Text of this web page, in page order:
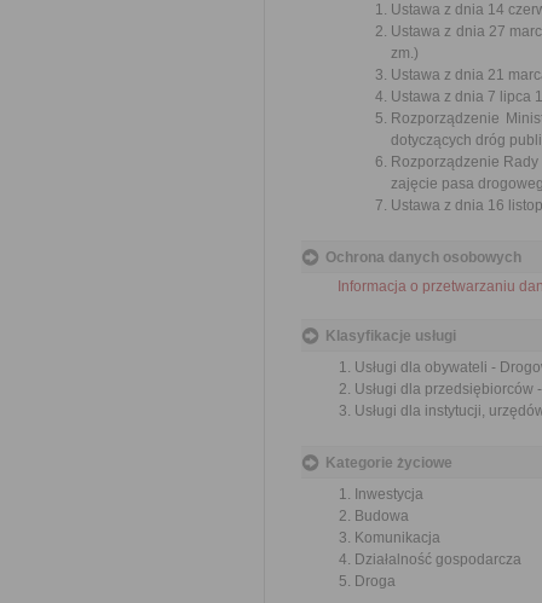
Ustawa z dnia 14
Ustawa z dnia 27
zm.)
Ustawa z dnia 21
Ustawa z dnia 7 lipca
Rozporządzenie
dotyczących dróg
Rozporządzenie
zajęcie pasa
Ustawa z dnia 16
Ochrona danych osobowych
Informacja o przetwarzaniu
Klasyfikacje usługi
Usługi dla obywateli -
Usługi dla
Usługi dla instytucji,
Kategorie życiowe
Inwestycja
Budowa
Komunikacja
Działalność gospodarcza
Droga